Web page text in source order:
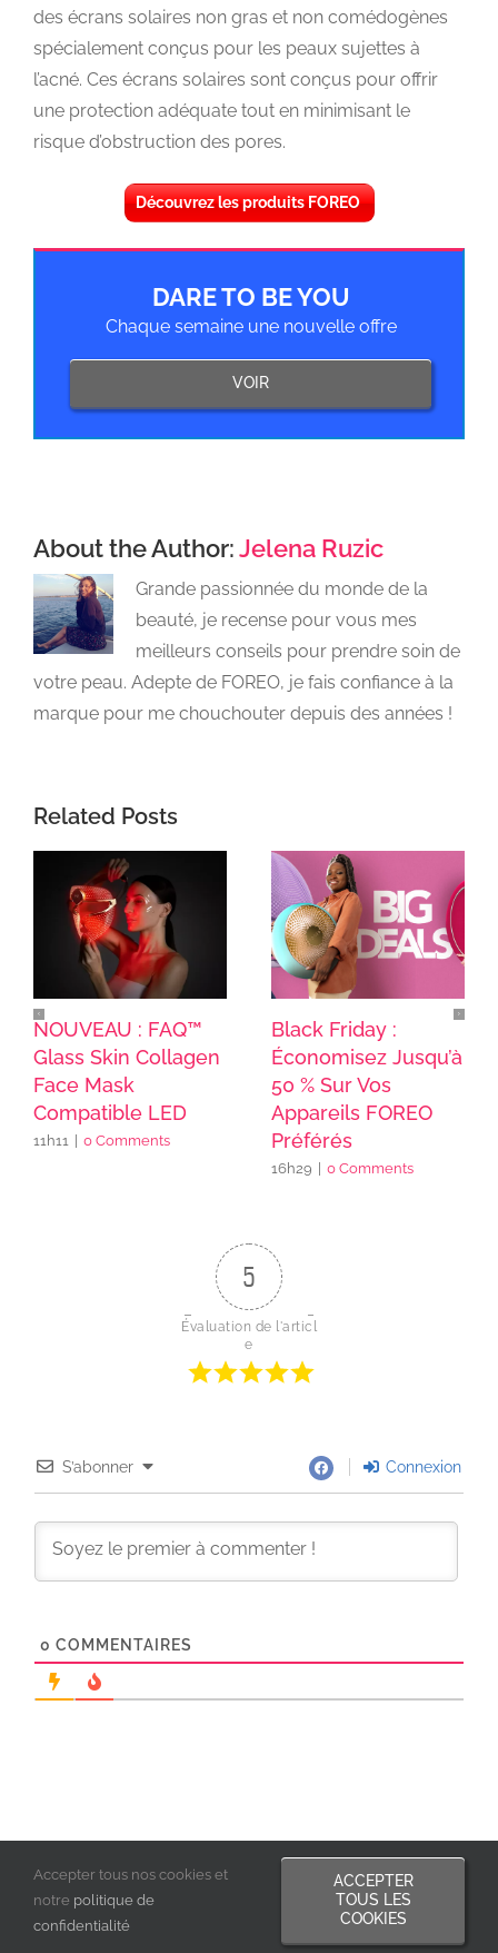
des écrans solaires non gras et non comédogènes
spécialement conçus pour les peaux sujettes à
l’acné. Ces écrans solaires sont conçus pour offrir
une protection adéquate tout en minimisant le
risque d’obstruction des pores.
Découvrez les produits FOREO
DARE TO BE YOU
Chaque semaine une nouvelle offre
VOIR
About the Author:Jelena Ruzic
Grande passionnée du monde de la
beauté, je recense pour vous mes
meilleurs conseils pour prendre soin de
votre peau. Adepte de FOREO, je fais confiance à la
marque pour me chouchouter depuis des années !
Related Posts
NOUVEAU : FAQ™
Glass Skin Collagen
Face Mask
Compatible LED
11h11 0 Comments
Black Friday :
Économisez Jusqu’à
50 % Sur Vos
Appareils FOREO
Préférés
16h29 0 Comments
5
Évaluation de l'articl
e
S’abonner Connexion
0 COMMENTAIRES
Accepter tous nos cookies et
notre politique de
confidentialité
ACCEPTER
TOUS LES
COOKIES